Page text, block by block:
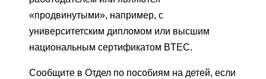
«продвинутыми», например, с
университетским дипломом или высшим
национальным сертификатом BTEC.
Сообщите в Отдел по пособиям на детей, если